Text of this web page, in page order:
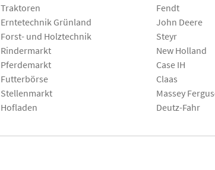
Traktoren
Erntetechnik Grünland
Forst- und Holztechnik
Rindermarkt
Pferdemarkt
Futterbörse
Stellenmarkt
Hofladen
Fendt
John Deere
Steyr
New Holland
Case IH
Claas
Massey
Deutz-Fahr